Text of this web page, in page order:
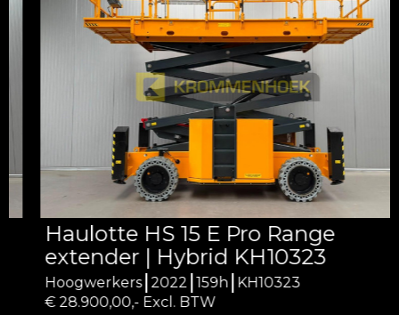
Haulotte HS 15 E Pro Range
extender | Hybrid KH10323
Hoogwerkers 2022 159h KH10323
€ 28.900,00,- Excl. BTW